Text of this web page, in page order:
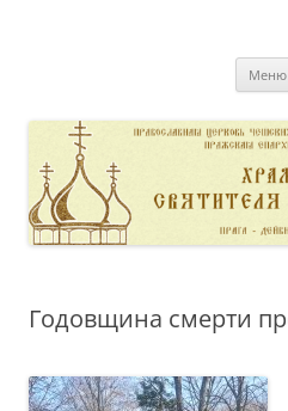
Меню
Годовщина смерти